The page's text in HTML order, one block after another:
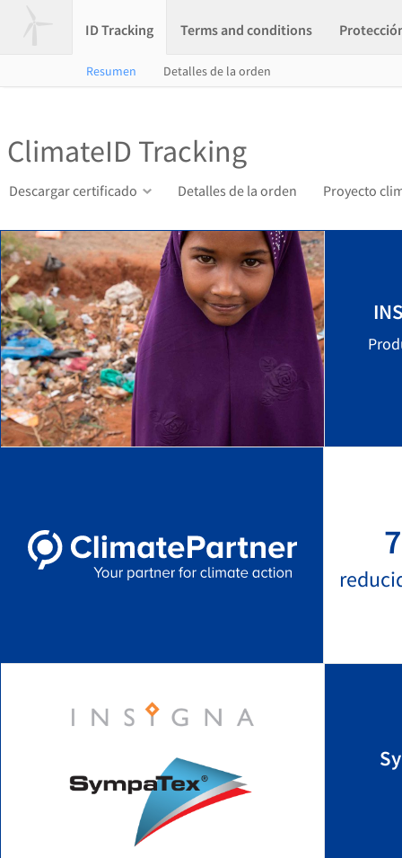
ID Tracking Terms and conditions
Resumen Detalles de la orden
ClimateID Tracking
Descargar certificado Detalles de la orden Proyecto